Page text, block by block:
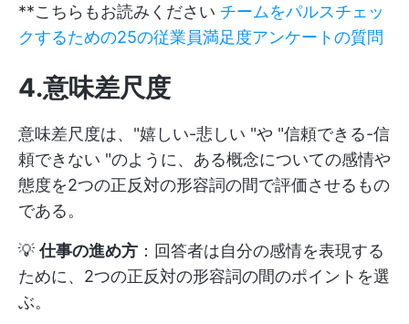
**こちらもお読みください チームをパルスチェッ
クするための25の従業員満足度アンケートの質問
4.意味差尺度
意味差尺度は、"嬉しい-悲しい "や "信頼できる-信
頼できない "のように、ある概念についての感情や
態度を2つの正反対の形容詞の間で評価させるもの
である。
💡仕事の進め方 ：回答者は自分の感情を表現する
ために、2つの正反対の形容詞の間のポイントを選
ぶ。